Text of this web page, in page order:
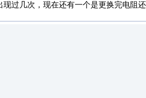
现过几次，现在还有一个是更换完电阻